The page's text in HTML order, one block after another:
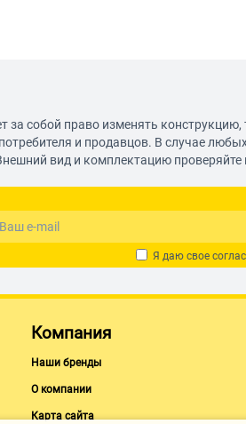
за собой право изменять
и продавцов. В случае
вид и комплектацию проверяйте
Я даю свое
Компания
Наши бренды
О компании
Карта сайта